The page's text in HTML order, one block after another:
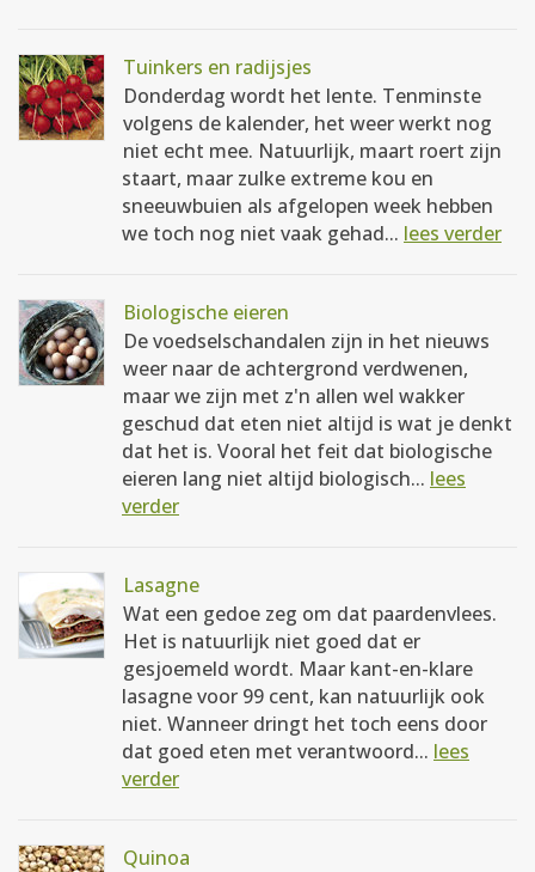
Tuinkers en radijsjes
Donderdag wordt het lente. Tenminste
volgens de kalender, het weer werkt nog
niet echt mee. Natuurlijk, maart roert zijn
staart, maar zulke extreme kou en
sneeuwbuien als afgelopen week hebben
we toch nog niet vaak gehad... lees verder
Biologische eieren
De voedselschandalen zijn in het nieuws
weer naar de achtergrond verdwenen,
maar we zijn met z'n allen wel wakker
geschud dat eten niet altijd is wat je denkt
dat het is. Vooral het feit dat biologische
eieren lang niet altijd biologisch... lees
verder
Lasagne
Wat een gedoe zeg om dat paardenvlees.
Het is natuurlijk niet goed dat er
gesjoemeld wordt. Maar kant-en-klare
lasagne voor 99 cent, kan natuurlijk ook
niet. Wanneer dringt het toch eens door
dat goed eten met verantwoord... lees
verder
Quinoa